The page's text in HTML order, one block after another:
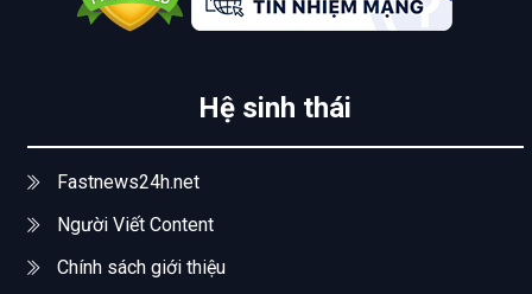
Hệ sinh thái
Fastnews24h.net
Người Viết Content
Chính sách giới thiệu